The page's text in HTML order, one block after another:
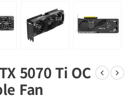
5070 Ti OC
Fan